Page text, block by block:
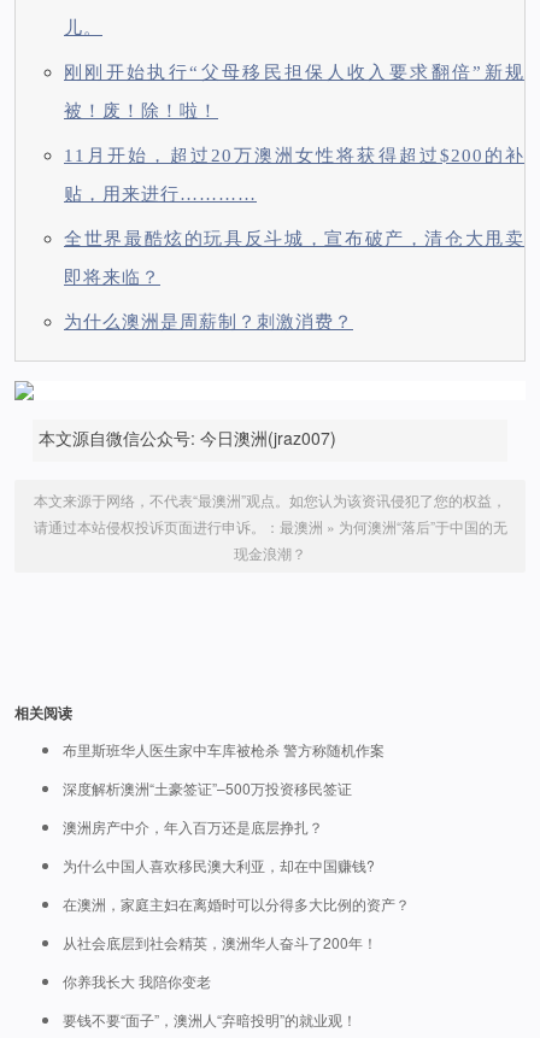
儿。
刚刚开始执行“父母移民担保人收入要求翻倍”新规
被！废！除！啦！
11月开始，超过20万澳洲女性将获得超过$200的补
贴，用来进行…………
全世界最酷炫的玩具反斗城，宣布破产，清仓大甩卖
即将来临？
为什么澳洲是周薪制？刺激消费？
本文源自微信公众号: 今日澳洲(jraz007)
本文来源于网络，不代表“最澳洲”观点。如您认为该资讯侵犯了您的权益，
请通过本站侵权投诉页面进行申诉。： 最澳洲 » 为何澳洲“落后”于中国的无
现金浪潮？
相关阅读
布里斯班华人医生家中车库被枪杀 警方称随机作案
深度解析澳洲“土豪签证”–500万投资移民签证
澳洲房产中介，年入百万还是底层挣扎？
为什么中国人喜欢移民澳大利亚，却在中国赚钱?
在澳洲，家庭主妇在离婚时可以分得多大比例的资产？
从社会底层到社会精英，澳洲华人奋斗了200年！
你养我长大 我陪你变老
要钱不要“面子”，澳洲人“弃暗投明”的就业观！